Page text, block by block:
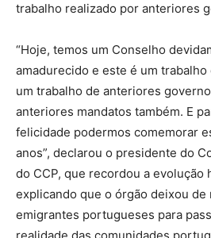
trabalho realizado por anteriores
“Hoje, temos um Conselho
amadurecido e este é um trabalho
um trabalho de anteriores
anteriores mandatos também. E
felicidade podermos comemorar
anos”, declarou o presidente do
do CCP, que recordou a evolução
explicando que o órgão deixou
emigrantes portugueses para